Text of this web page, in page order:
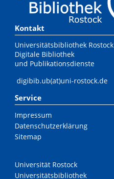
Kontakt
Universitätsbibliothek Rostock
Digitale Bibliothek
und Publikationsdienste
digibib.ub(at)uni-rostock.de
Service
Impressum
Datenschutzerklärung
Sitemap
Universität Rostock
Universitätsbibliothek